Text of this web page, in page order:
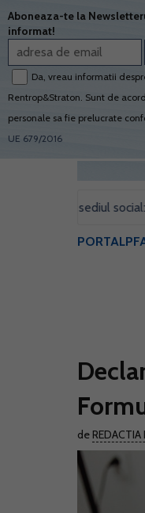
pentru sediul social:
de REDACTIA
Aboneaza-te la
informat!
Da, vreau informatii
Rentrop&Straton. Sunt de
personale sa fie prelucrate
UE 679/2016